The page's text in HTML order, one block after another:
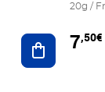
Ajouter au
20g /
7,50€